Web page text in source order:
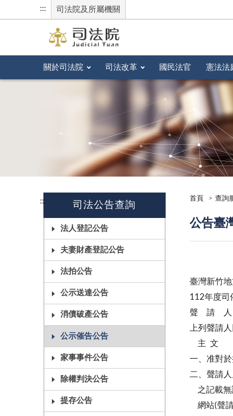
::: 司法院及所屬機關
關於司法院 司法改革 國民法官 憲法法
::: 司法公告查詢
法人登記公告
夫妻財產登記公告
法拍公告
公示送達公告
消債破產公告
公示催告公告
家事事件公告
除權判決公告
提存公告
首頁 查詢
公告臺
臺灣新竹
112年度司
聲 請
上列聲請
主 文
一、准對
二、聲請
之記載無
網站(聲請